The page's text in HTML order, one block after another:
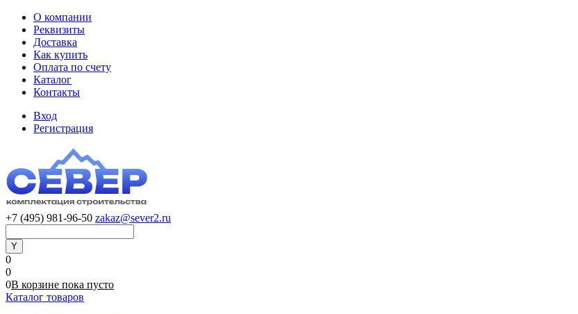
О компании
Реквизиты
Доставка
Как купить
Оплата по счету
Каталог
Контакты
Вход
Регистрация
+7 (495) 981-96-50 zakaz@sever2.ru
0
0
0В корзине пока пусто
Каталог товаров